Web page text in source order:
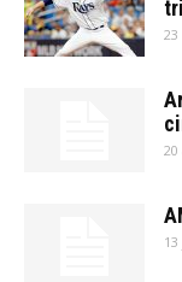
20